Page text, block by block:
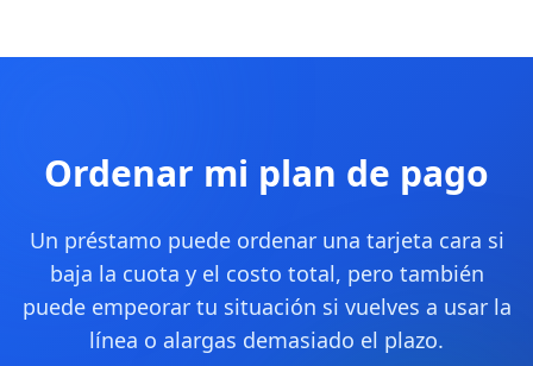
Ordenar mi plan de pago
Un préstamo puede ordenar una tarjeta cara si
baja la cuota y el costo total, pero también
puede empeorar tu situación si vuelves a usar la
línea o alargas demasiado el plazo.